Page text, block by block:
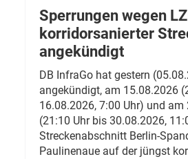
Sperrungen wegen
korridorsanierter
angekündigt
DB InfraGo hat gestern
angekündigt, am 15.08.2026
16.08.2026, 7:00 Uhr) und am
(21:10 Uhr bis 30.08.2026,
Streckenabschnitt Berlin-
Paulinenaue auf der jüngst